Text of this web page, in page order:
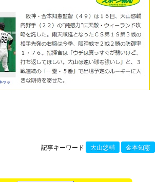
記事キーワード 大山悠輔 金本知憲